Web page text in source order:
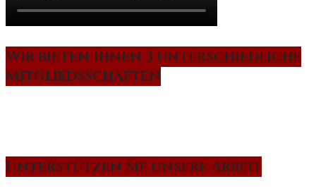
Wir bieten Ihnen 3 unterschiedliche
Mitgliedsschaften
Unterstützen Sie unsere Arbeit